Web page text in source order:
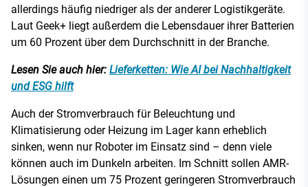
allerdings häufig niedriger als der anderer Logistikgeräte.
Laut Geek+ liegt außerdem die Lebensdauer ihrer Batterien
um 60 Prozent über dem Durchschnitt in der Branche.
Lesen Sie auch hier: Lieferketten: Wie AI bei Nachhaltigkeit
und ESG hilft
Auch der Stromverbrauch für Beleuchtung und
Klimatisierung oder Heizung im Lager kann erheblich
sinken, wenn nur Roboter im Einsatz sind – denn viele
können auch im Dunkeln arbeiten. Im Schnitt sollen AMR-
Lösungen einen um 75 Prozent geringeren Stromverbrauch